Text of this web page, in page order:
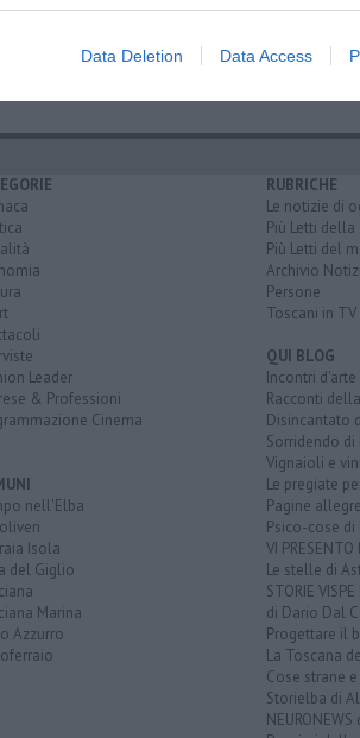
Data Deletion Data Access
Leader
& Professioni
Cinema
nell'Elba
Isola
del Giglio
Marina
Azzurro
RUBRICHE
Le notizie di
Più Letti
Più Letti del
Archivio
Persone
Toscani in TV
QUI BLOG
Incontri d'arte
Racconti
Disincantato
Sorridendo
Vignaioli e
Le pregiate
Pagine
Psico-cose di
VI
Le stelle di
STORIE
di Dario Dal
Progettare il
La Toscana
Cose strane
Storielba di